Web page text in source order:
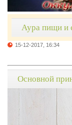
Аура пищи и
15-12-2017, 16:34
Основной